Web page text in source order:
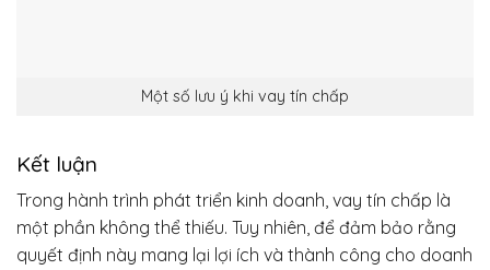
Một số lưu ý khi vay tín chấp
Kết luận
Trong hành trình phát triển kinh doanh, vay tín chấp là
một phần không thể thiếu. Tuy nhiên, để đảm bảo rằng
quyết định này mang lại lợi ích và thành công cho doanh